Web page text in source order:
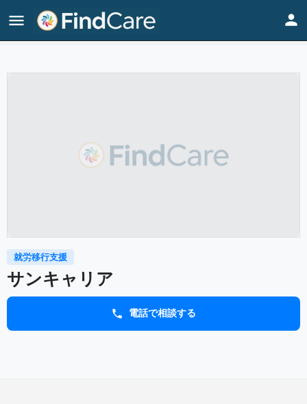
Home Listings サンキャリア
就労移行支援
サンキャリア
電話で相談する